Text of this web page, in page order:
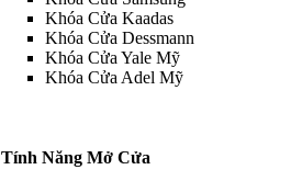
Khóa Cửa Kaadas
Khóa Cửa Dessmann
Khóa Cửa Yale Mỹ
Khóa Cửa Adel Mỹ
Tính Năng Mở Cửa